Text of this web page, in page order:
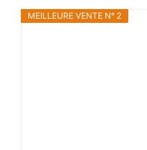
MEILLEURE VENTE N° 2